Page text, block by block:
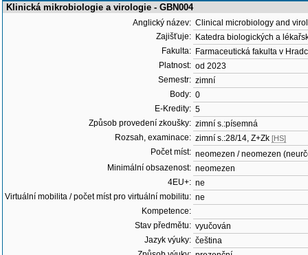
Klinická mikrobiologie a virologie - GBN004
Anglický název: Clinical microbiology and
Zajišťuje: Katedra biologických a
Fakulta: Farmaceutická fakulta v
Platnost: od 2023
Semestr: zimní
Body: 0
E-Kredity: 5
Způsob provedení zkoušky: zimní s.:písemná
Rozsah, examinace: zimní s.:28/14, Z+Zk [HS]
Počet míst: neomezen / neomezen
Minimální obsazenost: neomezen
4EU+: ne
Virtuální mobilita / počet míst pro virtuální mobilitu: ne
Kompetence:
Stav předmětu: vyučován
Jazyk výuky: čeština